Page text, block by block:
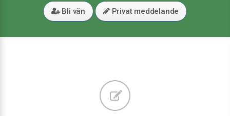
Bli vän Privat meddelande